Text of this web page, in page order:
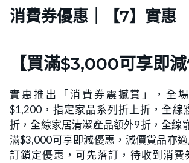
消費券優惠｜【7】實惠
【買滿$3,000可享即減
實惠推出「消費券震撼賞」，全
$1,200，指定家品系列折上折，全線
折，全線家居清潔產品額外9折，全線
滿$3,000可享即減優惠，減價貨品亦
訂鎖定優惠，可先落訂，待收到消費